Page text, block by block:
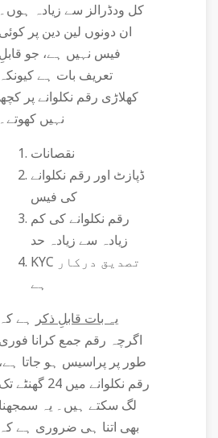
کل ودڈرالز سے زیادہ ہوں۔
ان دونوں لین دین پر کوئی
فیس نہیں ہے، جو قابلِ
تعریف بات ہے کیونکہ
کھلاڑی رقم نکلوانے پر کچھ
نہیں کھوتے۔
نقصانات
ڈپازٹ اور رقم نکلوانے
کی فیس
رقم نکلوانے کی کم
زیادہ سے زیادہ حد
KYC تصدیق درکار
ہے
یہ بات قابلِ ذکر ہے کہ
اگرچہ رقم جمع کرانا فوری
طور پر پراسیس ہو جاتا ہے،
رقم نکلوانے میں 24 گھنٹے تک
لگ سکتے ہیں۔ یہ سمجھنا
بھی اتنا ہی ضروری ہے کہ